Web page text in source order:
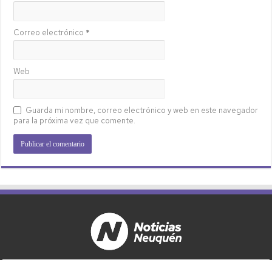
Correo electrónico *
Web
Guarda mi nombre, correo electrónico y web en este navegador
para la próxima vez que comente.